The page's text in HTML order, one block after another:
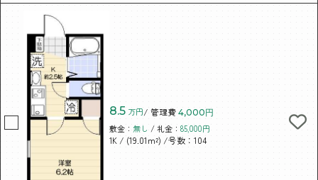
8.5 万円/ 管理費 4,000円
敷金： 無し / 礼金：85,000円
1K / (19.01m²) /号数：104